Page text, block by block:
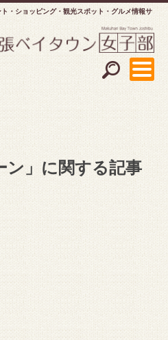
・ショッピング
観光スポット・グルメ情報サ
ン」に関する記事